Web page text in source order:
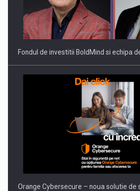
Fondul de investitii BoldMind si echipa
Orange Cybersecure – noua solutie de